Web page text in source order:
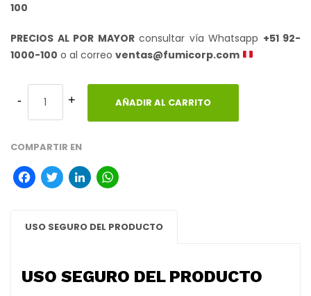
100
PRECIOS AL POR MAYORconsultar vía Whatsapp +51 92-
1000-100 o al correo ventas@fumicorp.com
AÑADIR AL CARRITO
COMPARTIR EN
Facebook
TwitterLinkedIn
USO SEGURO DEL PRODUCTO
USO SEGURO DEL PRODUCTO